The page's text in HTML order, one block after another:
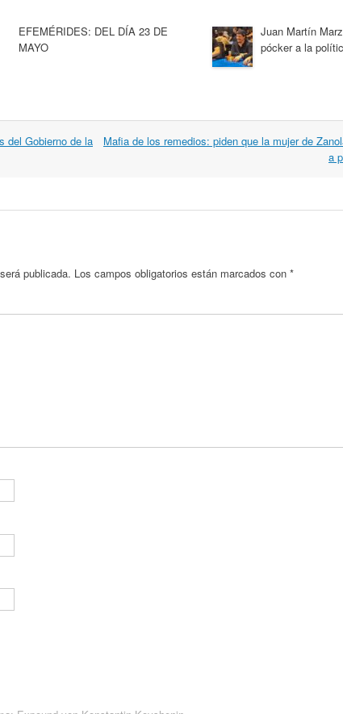
EFEMÉRIDES: DEL DÍA 23 DE
MAYO
Juan Martín
pócker a la
del Gobierno de la
Mafia de los remedios: piden que la mujer de
a
publicada. Los campos obligatorios están marcados con *